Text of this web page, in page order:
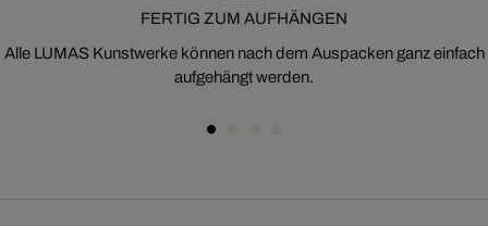
FERTIG ZUM AUFHÄNGEN
Alle LUMAS Kunstwerke können nach dem Auspacken ganz einfach
aufgehängt werden.